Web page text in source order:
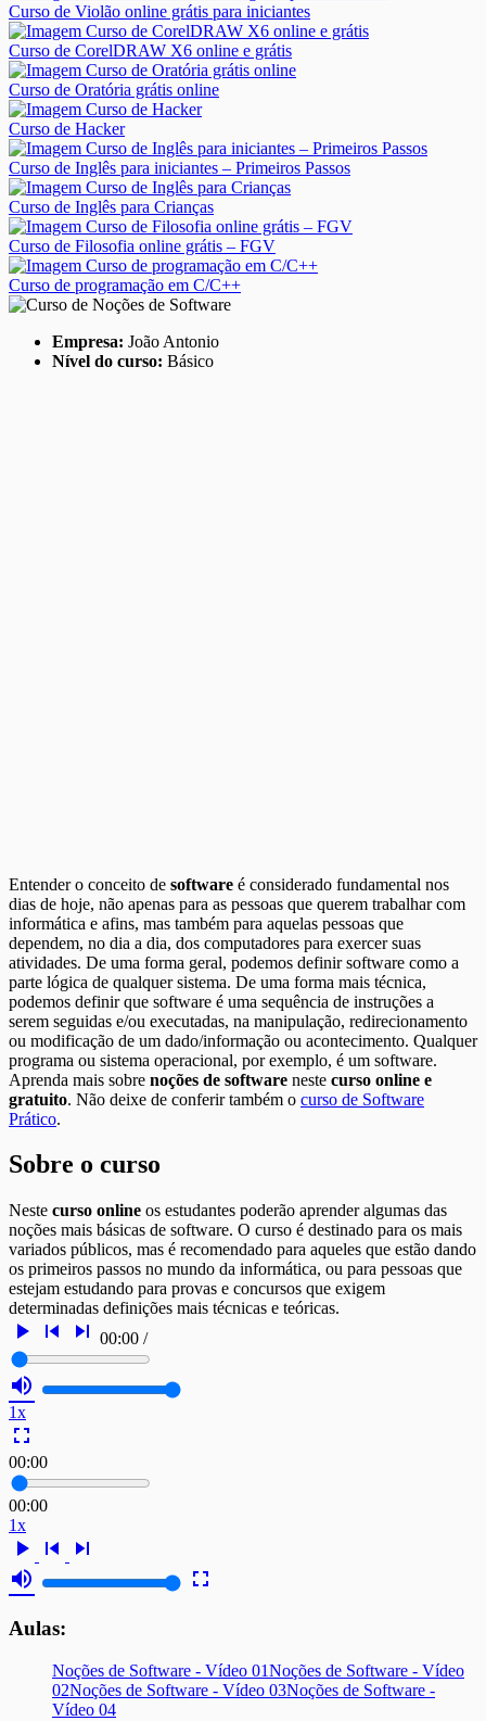
Curso de Violão online grátis para iniciantes
Curso de CorelDRAW X6 online e grátis
Curso de Oratória grátis online
Curso de Hacker
Curso de Inglês para iniciantes – Primeiros Passos
Curso de Inglês para Crianças
Curso de Filosofia online grátis – FGV
Curso de programação em C/C++
Empresa: João Antonio
Nível do curso: Básico
Entender o conceito de software é considerado fundamental nos
dias de hoje, não apenas para as pessoas que querem trabalhar com
informática e afins, mas também para aquelas pessoas que
dependem, no dia a dia, dos computadores para exercer suas
atividades. De uma forma geral, podemos definir software como a
parte lógica de qualquer sistema. De uma forma mais técnica,
podemos definir que software é uma sequência de instruções a
serem seguidas e/ou executadas, na manipulação, redirecionamento
ou modificação de um dado/informação ou acontecimento. Qualquer
programa ou sistema operacional, por exemplo, é um software.
Aprenda mais sobre noções de software neste curso online e
gratuito. Não deixe de conferir também o curso de Software
Prático.
Sobre o curso
Neste curso online os estudantes poderão aprender algumas das
noções mais básicas de software. O curso é destinado para os mais
variados públicos, mas é recomendado para aqueles que estão dando
os primeiros passos no mundo da informática, ou para pessoas que
estejam estudando para provas e concursos que exigem
determinadas definições mais técnicas e teóricas.
play_arrow skip_previous skip_next 00:00 /
volume_up
1x
fullscreen
00:00
00:00
1x
play_arrow skip_previous
skip_next
volume_up
fullscreen
Aulas:
Noções de Software - Vídeo 01Noções de Software - Vídeo
02Noções de Software - Vídeo 03Noções de Software -
Vídeo 04